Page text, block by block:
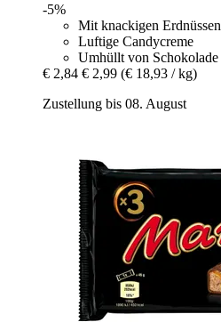
-5%
Mit knackigen Erdnüssen
Luftige Candycreme
Umhüllt von Schokolade
€ 2,84 € 2,99 (€ 18,93 / kg)
Zustellung bis 08. August